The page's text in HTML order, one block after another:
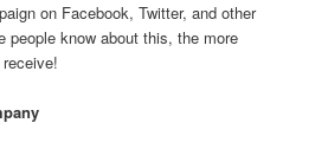
on Facebook, Twitter, and other
people know about this, the more